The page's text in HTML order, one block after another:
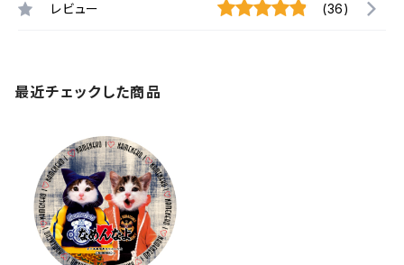
レビュー (36)
最近チェックした商品